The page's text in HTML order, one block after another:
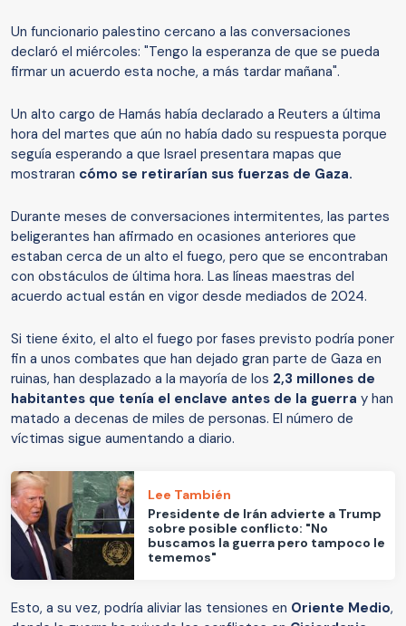
Un funcionario palestino cercano a las conversaciones
declaró el miércoles: "Tengo la esperanza de que se pueda
firmar un acuerdo esta noche, a más tardar mañana".
Un alto cargo de Hamás había declarado a Reuters a última
hora del martes que aún no había dado su respuesta porque
seguía esperando a que Israel presentara mapas que
mostraran cómo se retirarían sus fuerzas de Gaza.
Durante meses de conversaciones intermitentes, las partes
beligerantes han afirmado en ocasiones anteriores que
estaban cerca de un alto el fuego, pero que se encontraban
con obstáculos de última hora. Las líneas maestras del
acuerdo actual están en vigor desde mediados de 2024.
Si tiene éxito, el alto el fuego por fases previsto podría poner
fin a unos combates que han dejado gran parte de Gaza en
ruinas, han desplazado a la mayoría de los 2,3 millones de
habitantes que tenía el enclave antes de la guerra y han
matado a decenas de miles de personas. El número de
víctimas sigue aumentando a diario.
Lee También
Presidente de Irán advierte a Trump
sobre posible conflicto: "No
buscamos la guerra pero tampoco le
tememos"
Esto, a su vez, podría aliviar las tensiones en Oriente Medio,